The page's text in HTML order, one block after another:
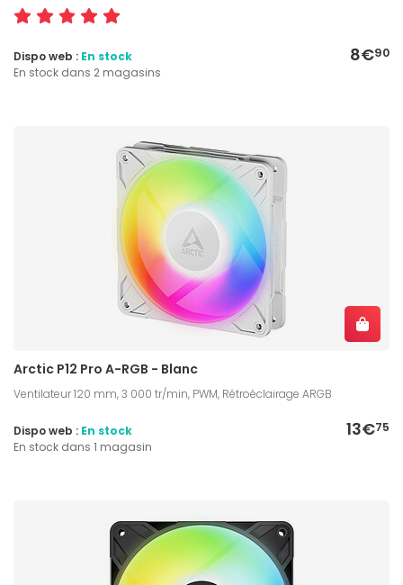
8€90
Dispo web : En stock
En stock dans 2 magasins
Arctic P12 Pro A-RGB - Blanc
Ventilateur 120 mm, 3 000 tr/min, PWM, Rétroéclairage ARGB
13€75
Dispo web : En stock
En stock dans 1 magasin